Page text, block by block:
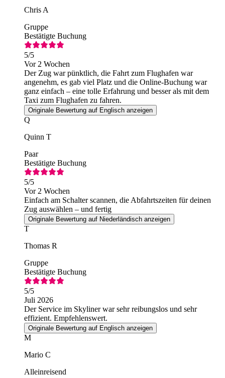
Chris A
Gruppe
Bestätigte Buchung
5/5
Vor 2 Wochen
Der Zug war pünktlich, die Fahrt zum Flughafen war
angenehm, es gab viel Platz und die Online-Buchung war
ganz einfach – eine tolle Erfahrung und besser als mit dem
Taxi zum Flughafen zu fahren.
Originale Bewertung auf Englisch anzeigen
Q
Quinn T
Paar
Bestätigte Buchung
5/5
Vor 2 Wochen
Einfach am Schalter scannen, die Abfahrtszeiten für deinen
Zug auswählen – und fertig
Originale Bewertung auf Niederländisch anzeigen
T
Thomas R
Gruppe
Bestätigte Buchung
5/5
Juli 2026
Der Service im Skyliner war sehr reibungslos und sehr
effizient. Empfehlenswert.
Originale Bewertung auf Englisch anzeigen
M
Mario C
Alleinreisend